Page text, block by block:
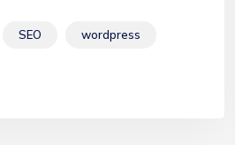
SEO wordpress